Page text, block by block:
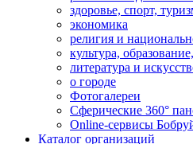
здоровье, спорт,
экономика
религия и
культура,
литература и
о городе
Фотогалереи
Сферические 360°
Online-сервисы
Каталог организаций